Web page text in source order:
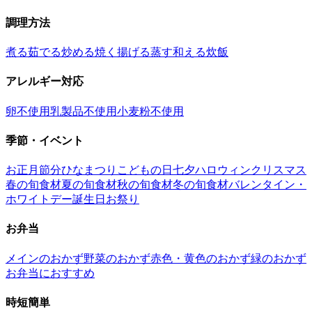
調理方法
煮る茹でる炒める焼く 揚げる蒸す和える炊飯
アレルギー対応
卵不使用乳製品不使用小麦粉不使用
季節・イベント
お正月 節分ひなまつり こどもの日 七夕ハロウィンクリスマス
春の旬食材夏の旬食材秋の旬食材冬の旬食材バレンタイン・
ホワイトデー誕生日 お祭り
お弁当
メインのおかず野菜のおかず赤色・黄色のおかず緑のおかず
お弁当におすすめ
時短簡単